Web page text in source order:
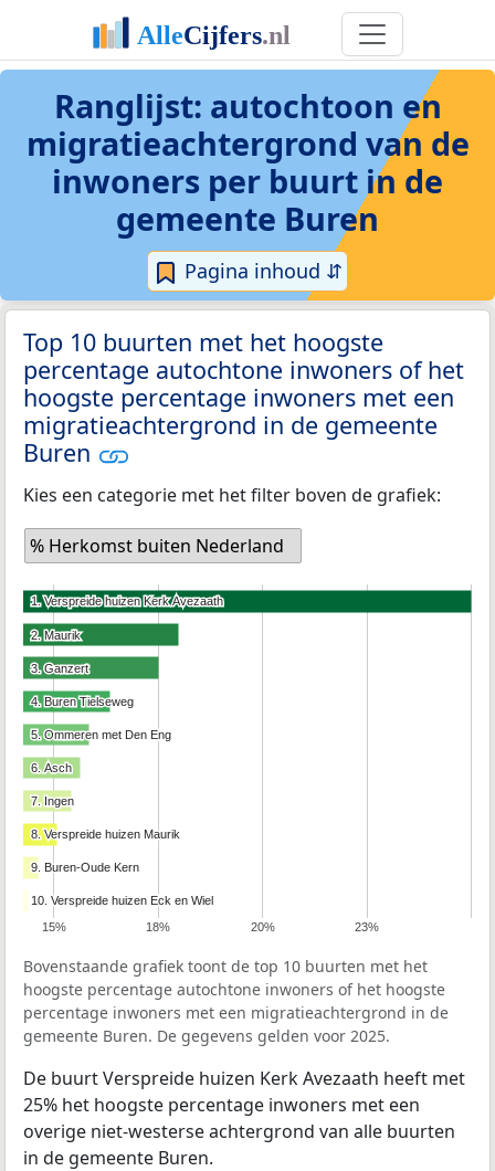
Ranglijst: autochtoon en
migratieachtergrond van de
inwoners per buurt in de
gemeente Buren
Pagina inhoud ⇵
Top 10 buurten met het hoogste
percentage autochtone inwoners of het
hoogste percentage inwoners met een
migratieachtergrond in de gemeente
Buren
Kies een categorie met het filter boven de grafiek:
% Herkomst buiten Nederland
15% 18% 20% 23%
1. Verspreide huizen Kerk Avezaath
1. Verspreide huizen Kerk Avezaath
2. Maurik
2. Maurik
3. Ganzert
3. Ganzert
4. Buren Tielseweg
4. Buren Tielseweg
5. Ommeren met Den Eng
5. Ommeren met Den Eng
6. Asch
6. Asch
7. Ingen
7. Ingen
8. Verspreide huizen Maurik
8. Verspreide huizen Maurik
9. Buren-Oude Kern
9. Buren-Oude Kern
10. Verspreide huizen Eck en Wiel
10. Verspreide huizen Eck en Wiel
Bovenstaande grafiek toont de top 10 buurten met het
hoogste percentage autochtone inwoners of het hoogste
percentage inwoners met een migratieachtergrond in de
gemeente Buren. De gegevens gelden voor 2025.
De buurt Verspreide huizen Kerk Avezaath heeft met
25% het hoogste percentage inwoners met een
overige niet-westerse achtergrond van alle buurten
in de gemeente Buren.